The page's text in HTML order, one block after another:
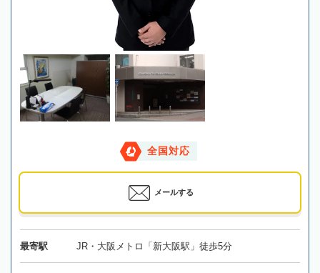
全国対応
メールする
最寄駅 JR・大阪メトロ「新大阪駅」徒歩5分